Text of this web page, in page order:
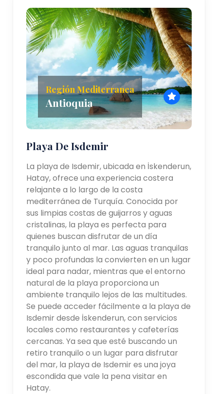
Región Mediterranea
Antioquia
Playa De Isdemir
La playa de Isdemir, ubicada en İskenderun,
Hatay, ofrece una experiencia costera
relajante a lo largo de la costa
mediterránea de Turquía. Conocida por
sus limpias costas de guijarros y aguas
cristalinas, la playa es perfecta para
quienes buscan disfrutar de un día
tranquilo junto al mar. Las aguas tranquilas
y poco profundas la convierten en un lugar
ideal para nadar, mientras que el entorno
natural de la playa proporciona un
ambiente tranquilo lejos de las multitudes.
Se puede acceder fácilmente a la playa de
Isdemir desde İskenderun, con servicios
locales como restaurantes y cafeterías
cercanas. Ya sea que esté buscando un
retiro tranquilo o un lugar para disfrutar
del mar, la playa de Isdemir es una joya
escondida que vale la pena visitar en
Hatay.